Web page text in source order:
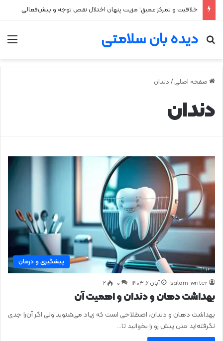
۲ علت شایع‌ کم‌شنوایی
دیده بان سلامتی
جستجو برای
صفحه اصلی / دندان
دندان
پیشگیری و درمان
salam_writer آبان ۶, ۱۴۰۳ 0 ۲
بهداشت دهان و دندان و اهمیت آن
بهداشت دهان و دندان، اصطلاحی است که زیاد می‌شنوید ولی اگر آن‌را جدی
نگرفته‌اید متن پیش رو را بخوانید تا…